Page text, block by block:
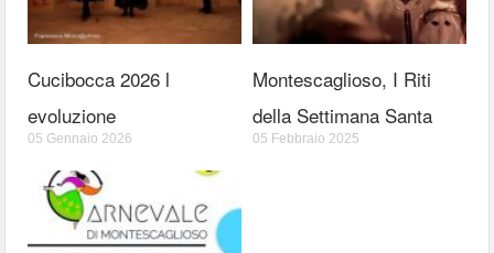
Cucibocca 2026 l
evoluzione
05 Gennaio 2026
Montescaglioso, I Riti
della Settimana Santa
05 Febbraio 2025